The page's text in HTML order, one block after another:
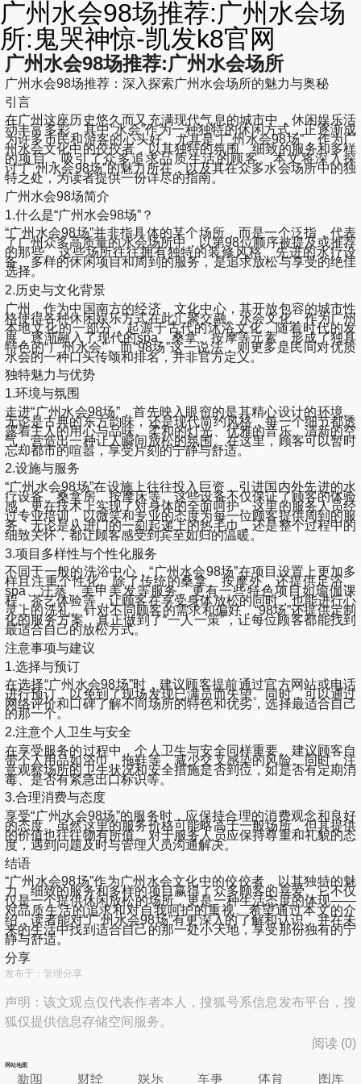
广州水会98场推荐:广州水会场
所:鬼哭神惊-凯发k8官网
广州水会98场推荐:广州水会场所
广州水会98场推荐：深入探索广州水会场所的魅力与奥秘
引言
在广州这座历史悠久而又充满现代气息的城市中，休闲娱乐活
动丰富多彩，其中“水会”作为一种独特的休闲方式，正逐渐成
为许多市民和游客的心头好。尤其是“广州水会98场”，作为广
州水会文化中的佼佼者，以其独特的氛围、细致的服务和多样
的项目，吸引了众多追求品质生活的顾客。本文将深入探
讨“广州水会98场”的魅力所在，以及其在众多水会场所中的独
特之处，为读者提供一份详尽的指南。
广州水会98场简介
1.什么是“广州水会98场”？
“广州水会98场”并非指具体的某个场所，而是一个泛指，代表
了广州众多高质量的水会场所中，以第98位顺序被提及或推荐
的那些。这些场所往往拥有独特的装修风格、先进的水疗设
备、多样的休闲项目和周到的服务，是追求放松与享受的绝佳
选择。
2.历史与文化背景
广州，作为中国南方的经济、文化中心，其开放包容的城市性
格使得各种休闲娱乐方式在此汇聚交融。水会文化，作为广州
本地文化的一部分，起源于古代的沐浴文化，随着时代的发
展，逐渐融入了现代的spa、桑拿、按摩等元素，形成了独具
特色的“广州水会”。而“98场”这一说法，则更多是民间对优质
水会的一种口头传颂和排名，并非官方定义。
独特魅力与优势
1.环境与氛围
走进“广州水会98场”，首先映入眼帘的是其精心设计的环境。
无论是古典的东方韵味，还是现代简约风格，每一个细节都透
露着主人的用心与品味。柔和的灯光、优雅的音乐、清新的空
气，营造出一种让人瞬间放松的氛围。在这里，顾客可以暂时
忘却都市的喧嚣，享受片刻的宁静与舒适。
2.设施与服务
“广州水会98场”在设施上往往投入巨资，引进国内外先进的水
疗设备、桑拿房、按摩床等。这些设备不仅保证了顾客的体验
感，更在技术上实现了对身体的全面呵护。这里的服务人员经
过专业培训，以微笑和专业的态度为每一位顾客提供周到的服
务。无论是从进门的一刻起递上的热毛巾，还是整个过程中的
细致关怀，都让顾客感受到宾至如归的温暖。
3.项目多样性与个性化服务
不同于一般的洗浴中心，“广州水会98场”在项目设置上更加多
样且注重个性化。除了传统的桑拿、按摩外，还提供足浴、
spa、汗蒸、美甲美发等服务。更有一些特色项目如瑜伽课
程、茶艺体验等，让顾客在享受身体放松的同时，也能进行心
灵上的洗礼。针对不同顾客的需求和偏好，“98场”还提供定制
化的服务方案，真正做到了“一人一策”，让每位顾客都能找到
最适合自己的放松方式。
注意事项与建议
1.选择与预订
在选择“广州水会98场”时，建议顾客提前通过官方网站或电话
进行预订，以免到了现场发现已满员而失望。同时，可以通过
网络评价和口碑了解不同场所的特色和优劣，选择最适合自己
的那一个。
2.注意个人卫生与安全
在享受服务的过程中，个人卫生与安全同样重要。建议顾客自
带个人用品如浴巾、拖鞋等，减少交叉感染的风险。同时，注
意观察场所的卫生状况和安全措施是否到位，如是否有定期消
毒、是否有紧急出口标识等。
3.合理消费与态度
享受“广州水会98场”的服务时，应保持合理的消费观念和良好
的态度。虽然这里的服务价格可能略高于一般场所，但其提供
的价值也往往物有所值。对于服务人员应保持尊重和礼貌的态
度，遇到问题及时与管理人员沟通解决。
结语
“广州水会98场”作为广州水会文化中的佼佼者，以其独特的魅
力、细致的服务和多样的项目赢得了众多顾客的喜爱。它不仅
仅是一个提供休闲放松的场所，更是一种生活态度的体现——
对品质生活的追求和对自我呵护的重视。希望通过本文的介
绍，读者能对“广州水会98场”有更深入的了解和认识，并在未
来的生活中找到适合自己的那一处小天地，享受那份独有的宁
静与舒适。
分享
发布于：管理分享
声明：该文观点仅代表作者本人，搜狐号系信息发布平台，搜
狐仅提供信息存储空间服务。
阅读 (0)
网站地图
新闻 财经 娱乐 军事 体育 图库